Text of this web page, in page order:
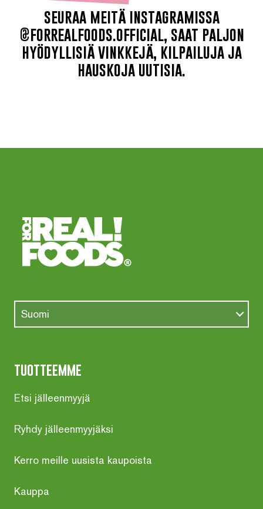
seuraa meitä instagramissa
@forrealfoods.official, saat paljon
hyödyllisiä vinkkejä, kilpailuja ja
hauskoja uutisia.
Suomi
tuotteemme
Etsi jälleenmyyjä
Ryhdy jälleenmyyjäksi
Kerro meille uusista kaupoista
Kauppa